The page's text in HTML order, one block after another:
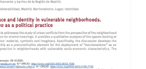
Publications